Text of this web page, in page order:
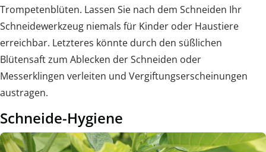
Trompetenblüten. Lassen Sie nach dem Schneiden Ihr
Schneidewerkzeug niemals für Kinder oder Haustiere
erreichbar. Letzteres könnte durch den süßlichen
Blütensaft zum Ablecken der Schneiden oder
Messerklingen verleiten und Vergiftungserscheinungen
austragen.
Schneide-Hygiene